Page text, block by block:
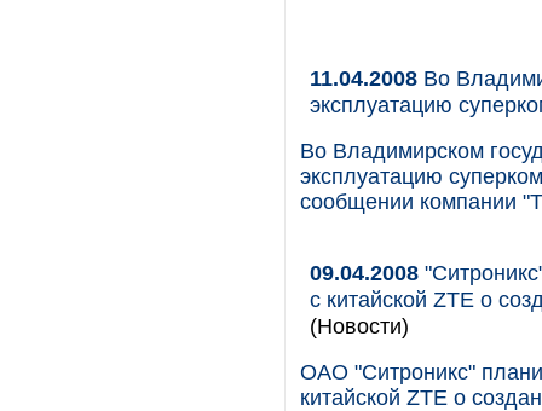
11.04.2008 Во
эксплуатацию
Во Владимирском
эксплуатацию
сообщении компании
09.04.2008
с китайской ZTE о
(Новости)
ОАО "Ситроникс"
китайской ZTE о